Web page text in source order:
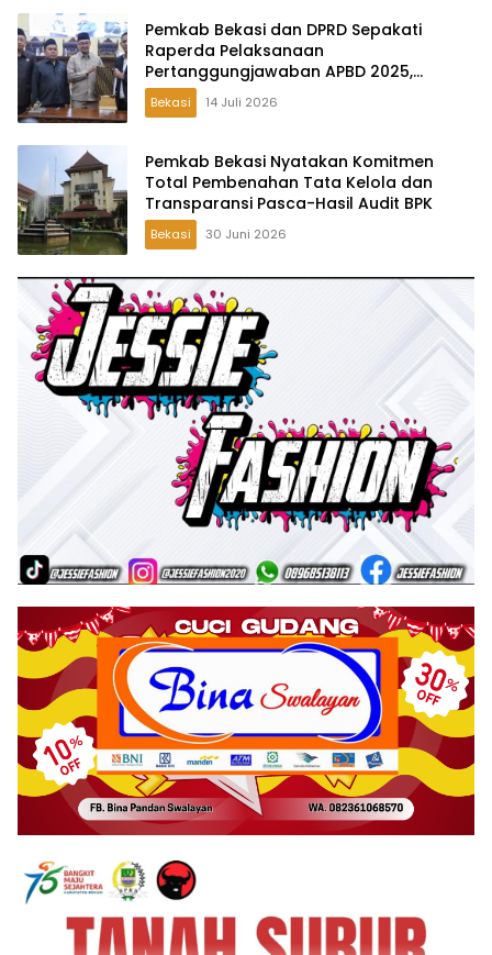
Pemkab Bekasi dan DPRD Sepakati
Raperda Pelaksanaan
Pertanggungjawaban APBD 2025,
Perkuat Akuntabilitas Tata Kelola
Keuangan Daerah
Bekasi 14 Juli 2026
Pemkab Bekasi Nyatakan Komitmen
Total Pembenahan Tata Kelola dan
Transparansi Pasca-Hasil Audit BPK
Bekasi 30 Juni 2026